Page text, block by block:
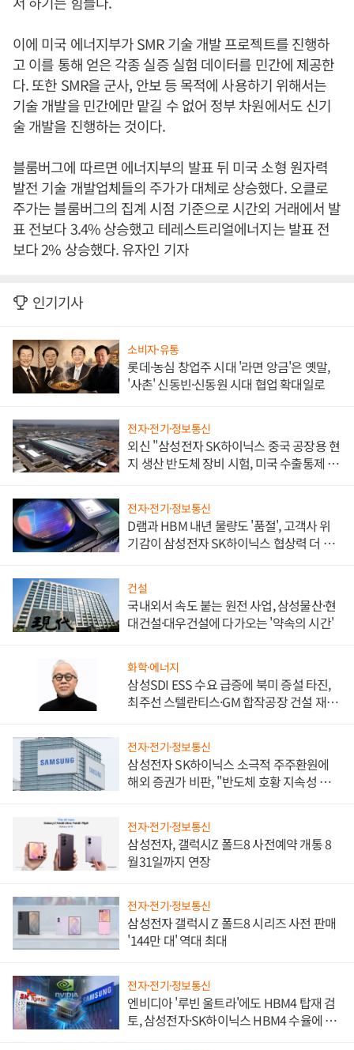
이에 미국 에너지부가 SMR 기술 개발 프로젝트를 진행하
고 이를 통해 얻은 각종 실증 실험 데이터를 민간에 제공한
다. 또한 SMR을 군사, 안보 등 목적에 사용하기 위해서는
기술 개발을 민간에만 맡길 수 없어 정부 차원에서도 신기
술 개발을 진행하는 것이다.
블룸버그에 따르면 에너지부의 발표 뒤 미국 소형 원자력
발전 기술 개발업체들의 주가가 대체로 상승했다. 오클로
주가는 블룸버그의 집계 시점 기준으로 시간외 거래에서 발
표 전보다 3.4% 상승했고 테레스트리얼에너지는 발표 전
보다 2% 상승했다. 유자인 기자
인기기사
소비자·유통
롯데·농심 창업주 시대 '라면 앙금'은 옛말,
'사촌' 신동빈·신동원 시대 협업 확대일로
전자·전기·정보통신
외신 "삼성전자 SK하이닉스 중국 공장용 현
지 생산 반도체 장비 시험, 미국 수출통제 대
전자·전기·정보통신
D램과 HBM 내년 물량도 '품절', 고객사 위
기감이 삼성전자 SK하이닉스 협상력 더 키
건설
국내외서 속도 붙는 원전 사업, 삼성물산·현
대건설·대우건설에 다가오는 '약속의 시간'
화학·에너지
삼성SDI ESS 수요 급증에 북미 증설 타진,
최주선 스텔란티스·GM 합작공장 건설 재추
전자·전기·정보통신
삼성전자 SK하이닉스 소극적 주주환원에
해외 증권가 비판, "반도체 호황 지속성 의
전자·전기·정보통신
삼성전자, 갤럭시Z 폴드8 사전예약 개통 8
월31일까지 연장
전자·전기·정보통신
삼성전자 갤럭시 Z 폴드8 시리즈 사전 판매
'144만 대' 역대 최대
전자·전기·정보통신
엔비디아 '루빈 울트라'에도 HBM4 탑재 검
토, 삼성전자·SK하이닉스 HBM4 수율에 주